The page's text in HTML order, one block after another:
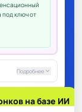
под ключ от
Подробнее keyboard_arrow_down
на базе ИИ